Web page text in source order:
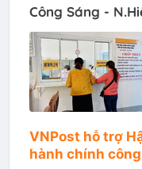
Công Sáng -
VNPost hỗ trợ
hành chính